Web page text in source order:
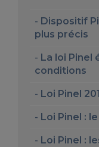
Dispositif
plus précis
La loi Pinel
conditions
Loi Pinel
Loi Pinel :
Loi Pinel :